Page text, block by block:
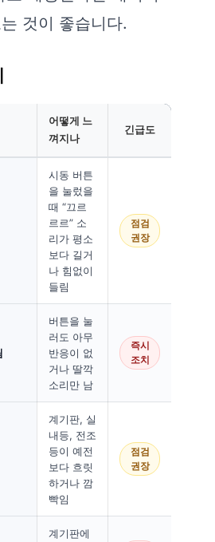
것이 좋습니다.
어떻게 느
껴지나
긴급도
시동 버튼
을 눌렀을
때 “끄르
르르” 소
리가 평소
보다 길거
나 힘없이
들림
점검
권장
버튼을 눌
러도 아무
반응이 없
거나 딸깍
소리만 남
즉시
조치
계기판, 실
내등, 전조
등이 예전
보다 흐릿
하거나 깜
빡임
점검
권장
계기판에